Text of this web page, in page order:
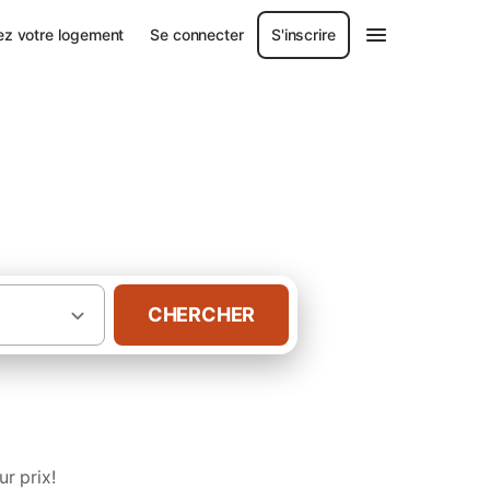
votre logement Se connecter S'inscrire
CHERCHER
prix!